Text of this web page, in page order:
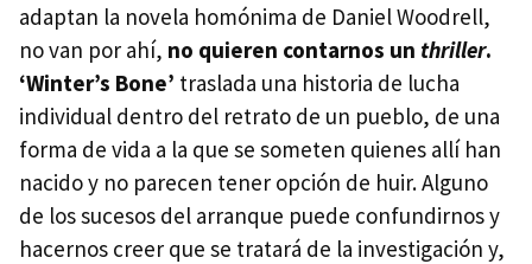
adaptan la novela homónima de Daniel Woodrell,
no van por ahí, no quieren contarnos un thriller.
‘Winter’s Bone’ traslada una historia de lucha
individual dentro del retrato de un pueblo, de una
forma de vida a la que se someten quienes allí han
nacido y no parecen tener opción de huir. Alguno
de los sucesos del arranque puede confundirnos y
hacernos creer que se tratará de la investigación y,